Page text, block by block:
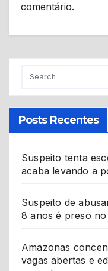
comentário.
Posts Recentes
Suspeito tenta
acaba levando a
Suspeito de
8 anos é preso
Amazonas
vagas abertas e